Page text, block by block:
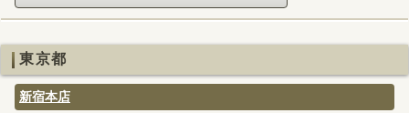
東京都
新宿本店